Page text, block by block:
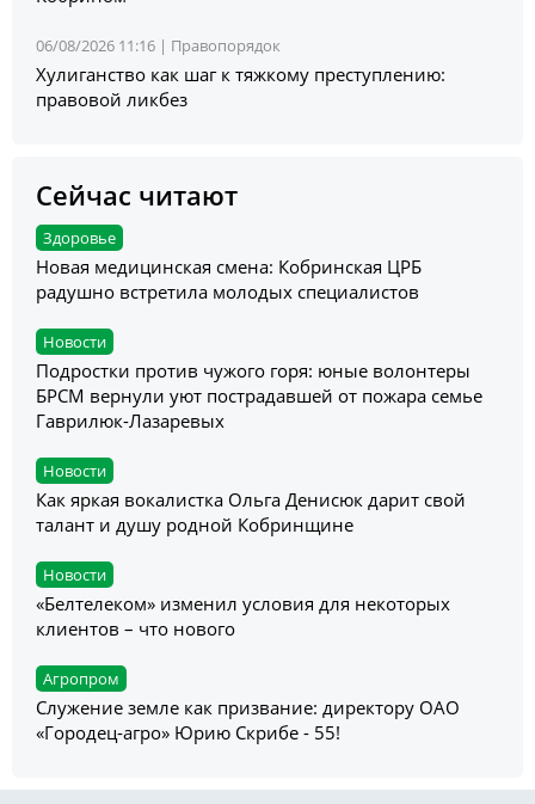
06/08/2026 11:16 | Правопорядок
Хулиганство как шаг к тяжкому преступлению:
правовой ликбез
Сейчас читают
Здоровье
Новая медицинская смена: Кобринская ЦРБ
радушно встретила молодых специалистов
Новости
Подростки против чужого горя: юные волонтеры
БРСМ вернули уют пострадавшей от пожара семье
Гаврилюк-Лазаревых
Новости
Как яркая вокалистка Ольга Денисюк дарит свой
талант и душу родной Кобринщине
Новости
«Белтелеком» изменил условия для некоторых
клиентов – что нового
Агропром
Служение земле как призвание: директору ОАО
«Городец-агро» Юрию Скрибе - 55!